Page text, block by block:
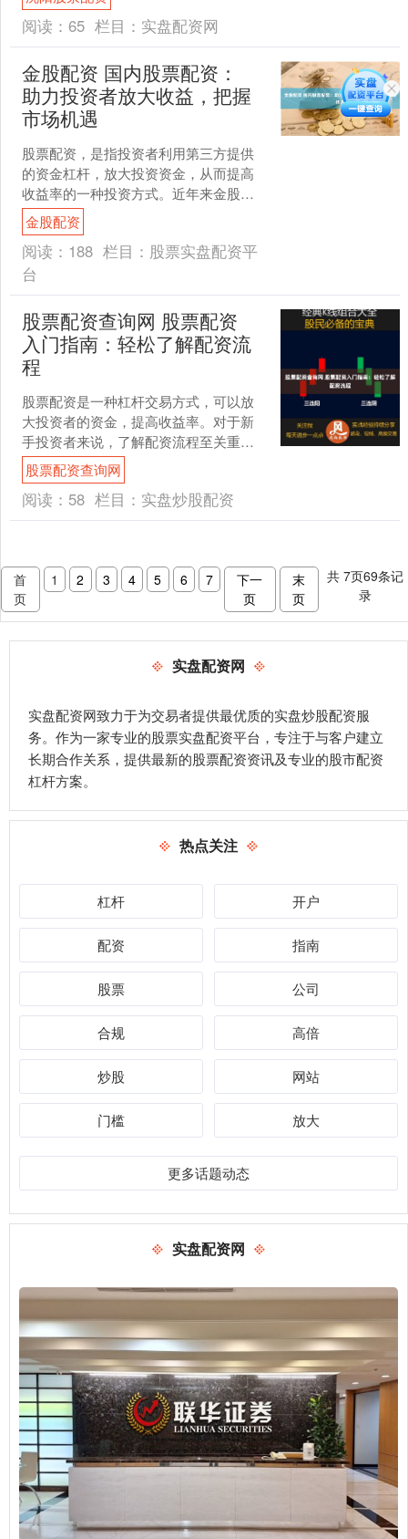
高的收益。 1. 经济数....
阅读： 65 栏目： 实盘配资网
金股配资 国内股票配资：
助力投资者放大收益，把握
市场机遇
股票配资，是指投资者利用第三方提供
的资金杠杆，放大投资资金，从而提高
收益率的一种投资方式。近年来金股配
资，国内股票配资市场蓬勃发展，为投
资者提供了新的投资渠道。....
金股配资
阅读： 188 栏目： 股票实盘配资平
台
股票配资查询网 股票配资
入门指南：轻松了解配资流
程
股票配资是一种杠杆交易方式，可以放
大投资者的资金，提高收益率。对于新
手投资者来说，了解配资流程至关重
要。 好股配资网的专业团队由资深金融
专家组成，他们提供实时市....
股票配资查询网
阅读： 58 栏目： 实盘炒股配资
首
页
1 2 3 4 5 6 7
下一
页
末
页
共7页69条记
录
实盘配资网
实盘配资网致力于为交易者提供最优质的实盘炒股配资服
务。作为一家专业的股票实盘配资平台，专注于与客户建立
长期合作关系，提供最新的股票配资资讯及专业的股市配资
杠杆方案。
热点关注
杠杆 开户
配资 指南
股票 公司
合规 高倍
炒股 网站
门槛 放大
更多话题动态
实盘配资网